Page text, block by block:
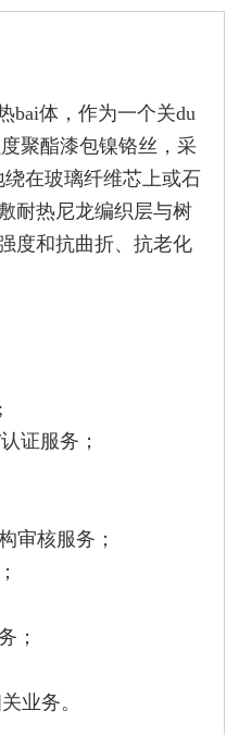
体，作为一个关du
聚酯漆包镍铬丝，采
绕在玻璃纤维芯上或石
耐热尼龙编织层与树
度和抗曲折、抗老化
证服务；
审核服务；
；
业务。